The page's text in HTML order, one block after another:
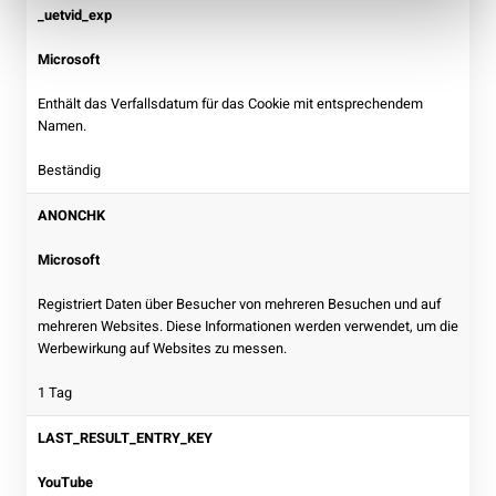
_uetvid_exp
Microsoft
Enthält das Verfallsdatum für das Cookie mit entsprechendem
Namen.
Beständig
ANONCHK
Microsoft
Registriert Daten über Besucher von mehreren Besuchen und auf
mehreren Websites. Diese Informationen werden verwendet, um die
Werbewirkung auf Websites zu messen.
1 Tag
LAST_RESULT_ENTRY_KEY
YouTube